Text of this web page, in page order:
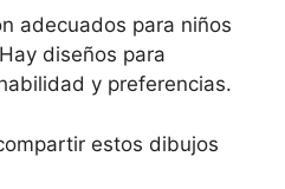
adecuados para niños
diseños para
y preferencias.
estos dibujos